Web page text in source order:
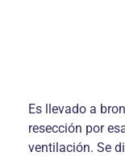
Es llevado a
resección por
ventilación. Se